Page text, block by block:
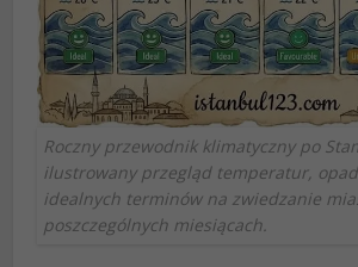
Roczny przewodnik klimatyczny po
ilustrowany przegląd temperatur,
idealnych terminów na zwiedzanie
poszczególnych miesiącach.